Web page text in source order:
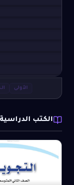
الأولى
الكتب الدراسية